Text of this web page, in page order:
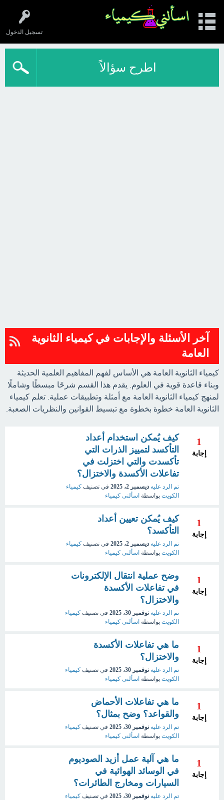
تسجيل الدخول
اطرح سؤالاً
آخر الأسئلة والإجابات في كيمياء الثانوية
العامة
كيمياء الثانوية العامة هي الأساس لفهم المفاهيم العلمية الحديثة
وبناء قاعدة قوية في العلوم. يقدم هذا القسم شرحًا مبسطًا وشاملًا
لمنهج كيمياء الثانوية العامة مع أمثلة وتطبيقات عملية. تعلم كيمياء
الثانوية العامة خطوة بخطوة مع تبسيط القوانين والنظريات الصعبة.
1
إجابة
كيف يُمكن استخدام أعداد
التأكسد لتمييز الذرات التي
تأكسدت والتي اختزلت في
تفاعلات الأكسدة والاختزال؟
تم الرد عليه ديسمبر 2، 2025 في تصنيف كيمياء
الكويت بواسطة اسألنى كيمياء
1
إجابة
كيف يُمكن تعيين أعداد
التأكسد؟
تم الرد عليه ديسمبر 2، 2025 في تصنيف كيمياء
الكويت بواسطة اسألنى كيمياء
1
إجابة
وضح عملية انتقال الإلكترونات
في تفاعلات الأكسدة
والاختزال؟
تم الرد عليه نوفمبر 30، 2025 في تصنيف كيمياء
الكويت بواسطة اسألنى كيمياء
1
إجابة
ما هي تفاعلات الأكسدة
والاختزال؟
تم الرد عليه نوفمبر 30، 2025 في تصنيف كيمياء
الكويت بواسطة اسألنى كيمياء
1
إجابة
ما هي تفاعلات الأحماض
والقواعد؟ وضح بمثال؟
تم الرد عليه نوفمبر 30، 2025 في تصنيف كيمياء
الكويت بواسطة اسألنى كيمياء
1
إجابة
ما هي آلية عمل أزيد الصوديوم
في الوسائد الهوائية في
السيارات ومخارج الطائرات؟
تم الرد عليه نوفمبر 30، 2025 في تصنيف كيمياء